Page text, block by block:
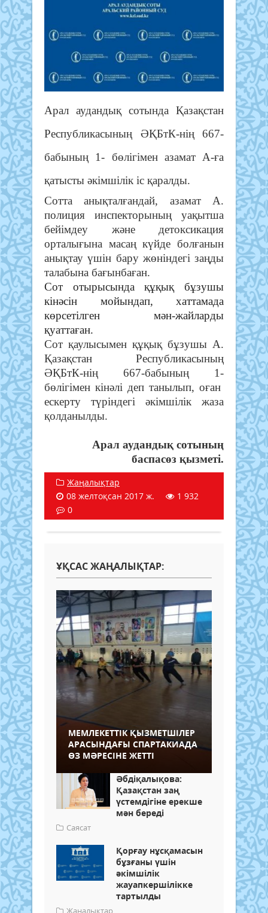
Арал аудандық сотында Қазақстан
Республикасының ӘҚБтК-нің 667-
бабының 1- бөлігімен азамат А-ға
қатысты әкімшілік іс қаралды.
Сотта анықталғандай, азамат А.
полиция инспекторының уақытша
бейімдеу және детоксикация
орталығына масаң күйде болғанын
анықтау үшін бару жөніндегі заңды
талабына бағынбаған.
Сот отырысында құқық бұзушы
кінәсін мойындап, хаттамада
көрсетілген мән-жайларды
қуаттаған.
Сот қаулысымен құқық бұзушы А.
Қазақстан Республикасының
ӘҚБтК-нің 667-бабының 1-
бөлігімен кінәлі деп танылып, оған
ескерту түріндегі әкімшілік жаза
қолданылды.
Арал аудандық сотының
баспасөз қызметі.
Жаңалықтар
08 желтоқсан 2017 ж.
1 932
0
ҰҚСАС ЖАҢАЛЫҚТАР:
МЕМЛЕКЕТТІК ҚЫЗМЕТШІЛЕР
АРАСЫНДАҒЫ СПАРТАКИАДА
ӨЗ МӘРЕСІНЕ ЖЕТТІ
Әбдіқалықова:
Қазақстан заң
үстемдігіне ерекше
мән береді
Саясат
Қорғау нұсқамасын
бұзғаны үшін
әкімшілік
жауапкершілікке
тартылды
Жаңалықтар